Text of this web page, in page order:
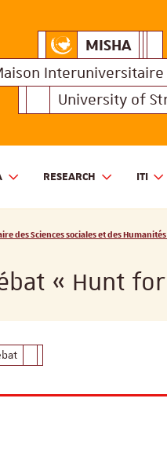
MISHA
Interuniversitaire
University of
DES SCIENCES
RESEARCH ITI
Maison
des Sciences sociales et des Humanités
« Hunt